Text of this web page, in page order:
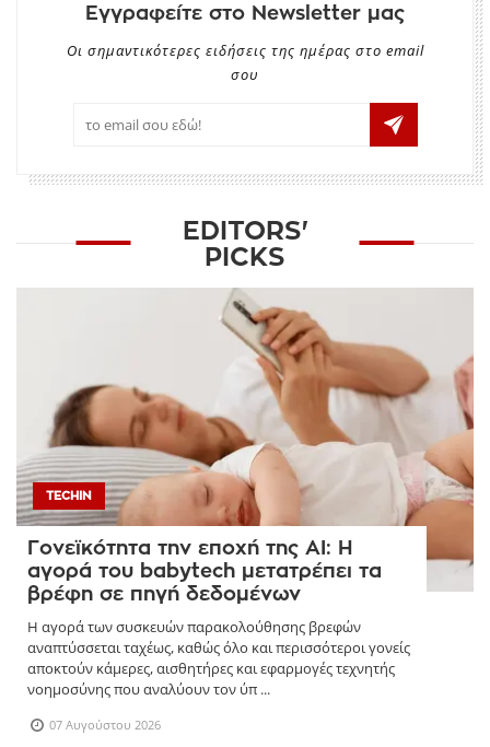
Εγγραφείτε στο Newsletter μας
Οι σημαντικότερες ειδήσεις της ημέρας στο email
σου
EDITORS'
PICKS
TECHIN
Γονεϊκότητα την εποχή της AI: Η
αγορά του babytech μετατρέπει τα
βρέφη σε πηγή δεδομένων
Η αγορά των συσκευών παρακολούθησης βρεφών
αναπτύσσεται ταχέως, καθώς όλο και περισσότεροι γονείς
αποκτούν κάμερες, αισθητήρες και εφαρμογές τεχνητής
νοημοσύνης που αναλύουν τον ύπ ...
07 Αυγούστου 2026